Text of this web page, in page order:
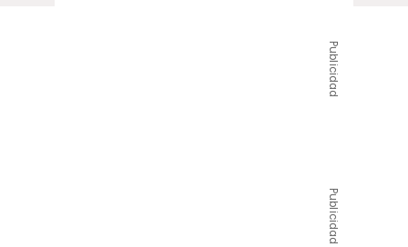
Publicidad
Publicidad